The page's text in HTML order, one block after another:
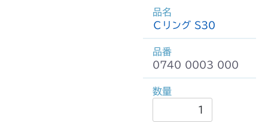
Ｃリング S30
0740 0003 000